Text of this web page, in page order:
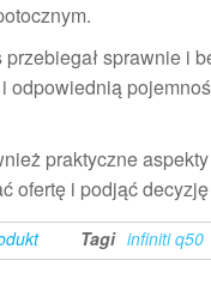
sprawnie i
odpowiednią
praktyczne
ofertę i podjąć
Tagi infiniti q50